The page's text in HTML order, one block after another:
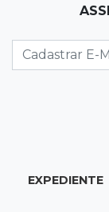
Na
lugar no
18:33Em
EXPEDIENTE